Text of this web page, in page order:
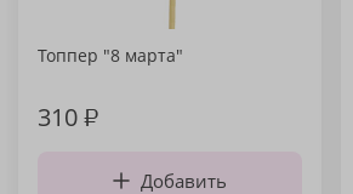
Топпер "8 марта"
310₽
Добавить